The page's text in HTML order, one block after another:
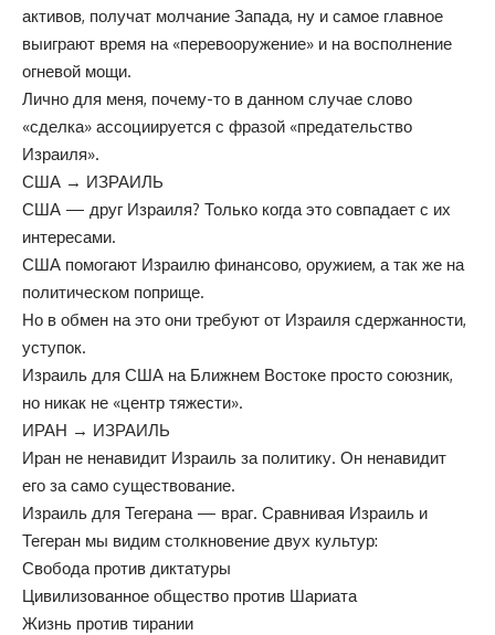
активов, получат молчание Запада, ну и самое главное
выиграют время на «перевооружение» и на восполнение
огневой мощи.
Лично для меня, почему-то в данном случае слово
«сделка» ассоциируется с фразой «предательство
Израиля».
США → ИЗРАИЛЬ
США — друг Израиля? Только когда это совпадает с их
интересами.
США помогают Израилю финансово, оружием, а так же на
политическом поприще.
Но в обмен на это они требуют от Израиля сдержанности,
уступок.
Израиль для США на Ближнем Востоке просто союзник,
но никак не «центр тяжести».
ИРАН → ИЗРАИЛЬ
Иран не ненавидит Израиль за политику. Он ненавидит
его за само существование.
Израиль для Тегерана — враг. Сравнивая Израиль и
Тегеран мы видим столкновение двух культур:
Свобода против диктатуры
Цивилизованное общество против Шариата
Жизнь против тирании